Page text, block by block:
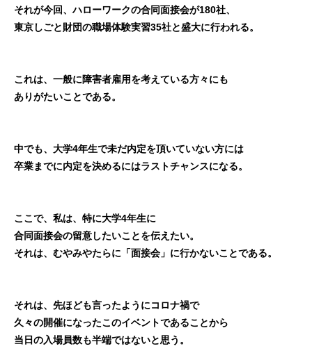
それが今回、ハローワークの合同面接会が180社、
東京しごと財団の職場体験実習35社と盛大に行われる。
これは、一般に障害者雇用を考えている方々にも
ありがたいことである。
中でも、大学4年生で未だ内定を頂いていない方には
卒業までに内定を決めるにはラストチャンスになる。
ここで、私は、特に大学4年生に
合同面接会の留意したいことを伝えたい。
それは、むやみやたらに「面接会」に行かないことである。
それは、先ほども言ったようにコロナ禍で
久々の開催になったこのイベントであることから
当日の入場員数も半端ではないと思う。